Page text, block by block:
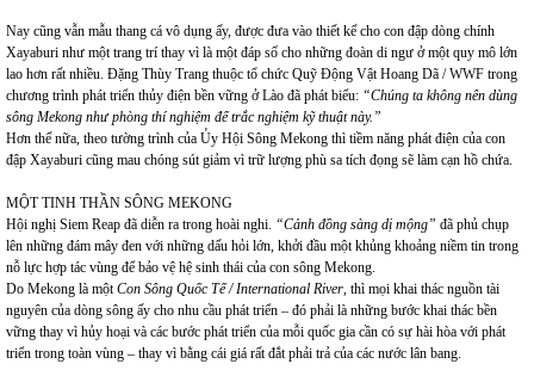
Nay cũng vẫn mẫu thang cá vô dụng ấy, được đưa vào thiết kế cho con đập dòng chính
Xayaburi như một trang trí thay vì là một đáp số cho những đoàn di ngư ở một quy mô lớn
lao hơn rất nhiều. Đặng Thùy Trang thuộc tổ chức Quỹ Động Vật Hoang Dã / WWF trong
chương trình phát triển thủy điện bền vững ở Lào đã phát biểu: “Chúng ta không nên dùng
sông Mekong như phòng thí nghiệm để trắc nghiệm kỹ thuật này.”
Hơn thế nữa, theo tường trình của Ủy Hội Sông Mekong thì tiềm năng phát điện của con
đập Xayaburi cũng mau chóng sút giảm vì trữ lượng phù sa tích đọng sẽ làm cạn hồ chứa.
MỘT TINH THẦN SÔNG MEKONG
Hội nghị Siem Reap đã diễn ra trong hoài nghi. “Cảnh đồng sàng dị mộng” đã phủ chụp
lên những đám mây đen với những dấu hỏi lớn, khởi đầu một khủng khoảng niềm tin trong
nỗ lực hợp tác vùng để bảo vệ hệ sinh thái của con sông Mekong.
Do Mekong là mộtCon Sông Quốc Tế / International River, thì mọi khai thác nguồn tài
nguyên của dòng sông ấy cho nhu cầu phát triển – đó phải là những bước khai thác bền
vững thay vì hủy hoại và các bước phát triển của mỗi quốc gia cần có sự hài hòa với phát
triển trong toàn vùng – thay vì bằng cái giá rất đắt phải trả của các nước lân bang.